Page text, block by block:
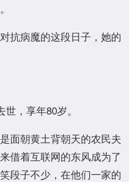
抗病魔的这段日子，她的
，享年80岁。
面朝黄土背朝天的农民夫
借着互联网的东风成为了
段子不少，在他们一家的